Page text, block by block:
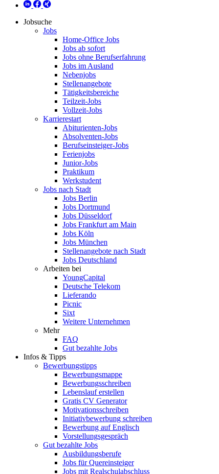
Jobsuche
Jobs
Home-Office Jobs
Jobs ab sofort
Jobs ohne Berufserfahrung
Jobs im Ausland
Nebenjobs
Stellenangebote
Tätigkeitsbereiche
Teilzeit-Jobs
Vollzeit-Jobs
Karrierestart
Abiturienten-Jobs
Absolventen-Jobs
Berufseinsteiger-Jobs
Ferienjobs
Junior-Jobs
Praktikum
Werkstudent
Jobs nach Stadt
Jobs Berlin
Jobs Dortmund
Jobs Düsseldorf
Jobs Frankfurt am Main
Jobs Köln
Jobs München
Stellenangebote nach Stadt
Jobs Deutschland
Arbeiten bei
YoungCapital
Deutsche Telekom
Lieferando
Picnic
Sixt
Weitere Unternehmen
Mehr
FAQ
Gut bezahlte Jobs
Infos & Tipps
Bewerbungstipps
Bewerbungsmappe
Bewerbungsschreiben
Lebenslauf erstellen
Gratis CV Generator
Motivationsschreiben
Initiativbewerbung schreiben
Bewerbung auf Englisch
Vorstellungsgespräch
Gut bezahlte Jobs
Ausbildungsberufe
Jobs für Quereinsteiger
Jobs mit Realschulabschluss